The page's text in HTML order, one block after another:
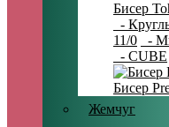
Бисер
-
11/0
-
- CUBE
Бисер
Жемчуг